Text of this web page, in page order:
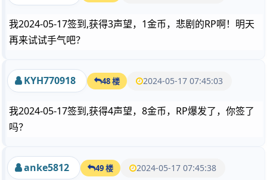
我2024-05-17签到,获得3声望，1金币，悲剧的RP啊！明天
再来试试手气吧？
KYH770918 48 楼 2024-05-17 07:45:03
我2024-05-17签到,获得4声望，8金币，RP爆发了，你签了
吗？
anke5812 49 楼 2024-05-17 07:45:38